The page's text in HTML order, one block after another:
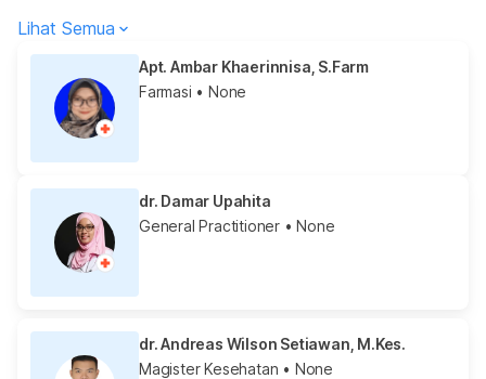
Lihat Semua
Apt. Ambar Khaerinnisa, S.Farm
Farmasi • None
dr. Damar Upahita
General Practitioner • None
dr. Andreas Wilson Setiawan, M.Kes.
Magister Kesehatan • None